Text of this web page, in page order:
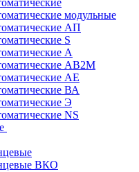
модульные
АП
S
А
АВ2М
АЕ
ВА
Э
NS
ВКО